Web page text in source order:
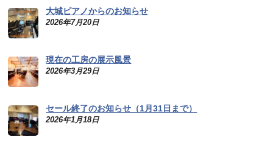
大城ピアノからのお知らせ
2026年7月20日
現在の工房の展示風景
2026年3月29日
セール終了のお知らせ（1月31日まで）
2026年1月18日